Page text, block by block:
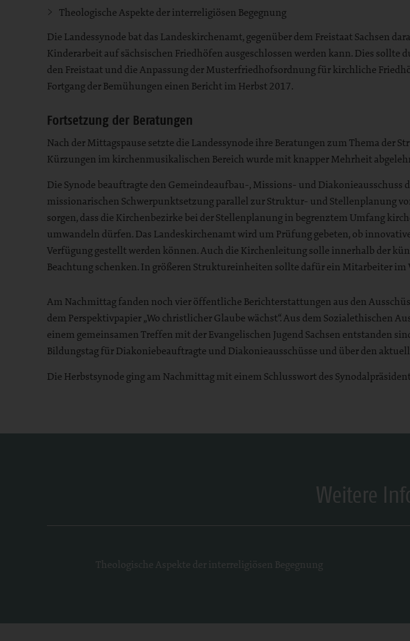
Theologische Aspekte der interreligiösen Begegnung
Die Landessynode bat das Landeskirchenamt, gegenüber dem Freistaat Sachsen
Kinderarbeit auf sächsischen Friedhöfen ausgeschlossen werden kann. Dies
den Freistaat und die Anpassung der Musterfriedhofsordnung für kirchliche
Fortgang der Bemühungen einen Bericht im Herbst 2017.
Fortsetzung der Beratungen
Nach der Mittagspause setzte die Landessynode ihre Beratungen zum Thema
Kürzungen im kirchenmusikalischen Bereich wurde mit knapper Mehrheit
Die Synode beauftragte den Gemeindeaufbau-, Missions- und
missionarischen Schwerpunktsetzung parallel zur Struktur- und Stellenplanung
sorgen, dass die Kirchenbezirke bei der Stellenplanung in begrenztem Umfang
umwandeln dürfen. Das Landeskirchenamt wird um Prüfung gebeten, ob
Verfügung gestellt werden können. Auch die Kirchenleitung solle innerhalb der
Beachtung schenken. In größeren Struktureinheiten sollte dafür ein Mitarbeiter
Am Nachmittag fanden noch vier öffentliche Berichterstattungen aus den
dem Perspektivpapier „Wo christlicher Glaube wächst“. Aus dem Sozialethischen
einem gemeinsamen Treffen mit der Evangelischen Jugend Sachsen entstanden
Bildungstag für Diakoniebeauftragte und Diakonieausschüsse und über den
Die Herbstsynode ging am Nachmittag mit einem Schlusswort des
Weitere
Theologische Aspekte der interreligiösen Begegnung